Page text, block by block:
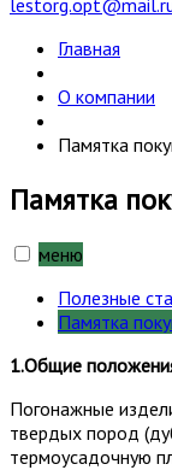
Главная
О компании
Памятка
Памятка
меню
Полезные
Памятка
1.Общие
Погонажные
твердых пород
термоусадочную